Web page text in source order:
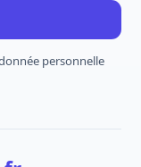
personnelle